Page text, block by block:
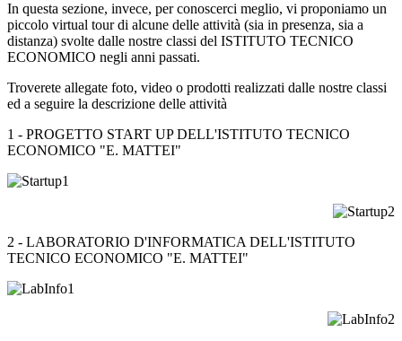
In questa sezione, invece, per conoscerci meglio, vi proponiamo un
piccolo virtual tour di alcune delle attività (sia in presenza, sia a
distanza) svolte dalle nostre classi del ISTITUTO TECNICO
ECONOMICO negli anni passati.
Troverete allegate foto, video o prodotti realizzati dalle nostre classi
ed a seguire la descrizione delle attività
1 - PROGETTO START UP DELL'ISTITUTO TECNICO
ECONOMICO "E. MATTEI"
2 - LABORATORIO D'INFORMATICA DELL'ISTITUTO
TECNICO ECONOMICO "E. MATTEI"